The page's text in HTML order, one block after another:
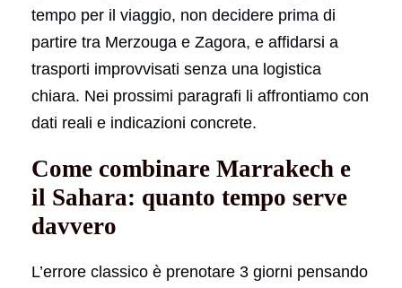
tempo per il viaggio, non decidere prima di
partire tra Merzouga e Zagora, e affidarsi a
trasporti improvvisati senza una logistica
chiara. Nei prossimi paragrafi li affrontiamo con
dati reali e indicazioni concrete.
Come combinare Marrakech e
il Sahara: quanto tempo serve
davvero
L’errore classico è prenotare 3 giorni pensando